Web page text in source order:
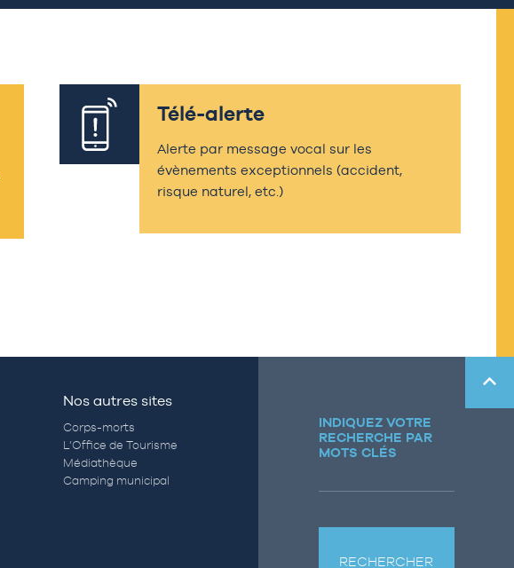
Télé-alerte
Alerte par message vocal sur les
évènements exceptionnels (accident,
risque naturel, etc.)
Nos autres sites
Corps-morts
L’Office de Tourisme
Médiathèque
Camping municipal
INDIQUEZ VOTRE
RECHERCHE PAR
MOTS CLÉS
RECHERCHER